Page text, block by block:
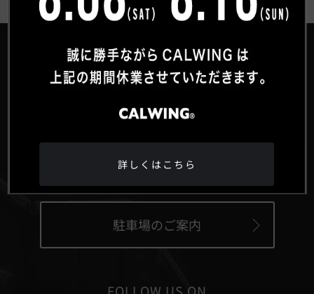
®
HEAD OFFICE
〒359-0027 埼玉県所沢市松郷342-6
Google Maps
駐車場のご案内
詳しくはこちら